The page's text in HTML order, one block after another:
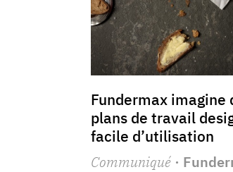
Fundermax imagine
plans de travail
facile d’utilisation
Communiqué·